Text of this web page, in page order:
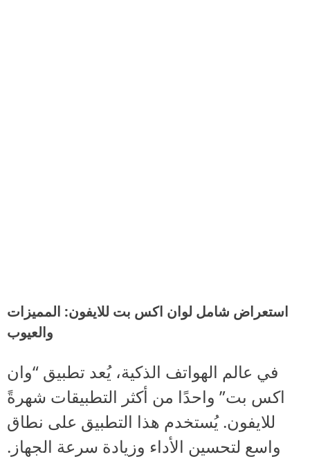
استعراض شامل لوان اكس بت للايفون: المميزات
والعيوب
في عالم الهواتف الذكية، يُعد تطبيق “وان
اكس بت” واحدًا من أكثر التطبيقات شهرةً
للايفون. يُستخدم هذا التطبيق على نطاق
واسع لتحسين الأداء وزيادة سرعة الجهاز.